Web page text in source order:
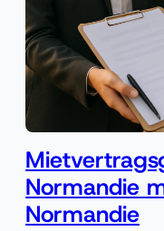
Normandie
Normandie